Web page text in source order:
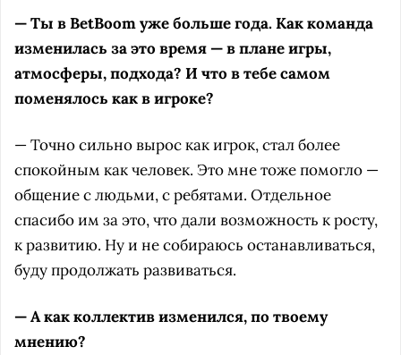
— Ты в BetBoom уже больше года. Как команда
изменилась за это время — в плане игры,
атмосферы, подхода? И что в тебе самом
поменялось как в игроке?
— Точно сильно вырос как игрок, стал более
спокойным как человек. Это мне тоже помогло —
общение с людьми, с ребятами. Отдельное
спасибо им за это, что дали возможность к росту,
к развитию. Ну и не собираюсь останавливаться,
буду продолжать развиваться.
— А как коллектив изменился, по твоему
мнению?